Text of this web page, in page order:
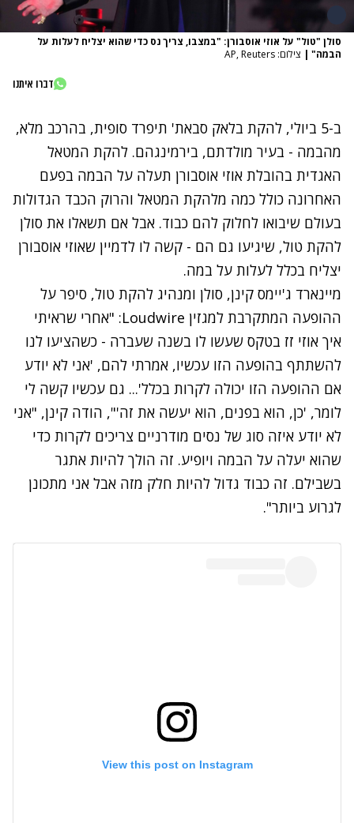
סולן "טול" על אוזי אוסבורן: "במצבו, צריך נס כדי שהוא יצליח לעלות על
הבמה" | צילום: AP, Reuters
דברו איתנו
ב-5 ביולי, להקת בלאק סבאת'
תיפרד סופית, בהרכב מלא,
מהבמה - בעיר מולדתם, בירמינגהם. להקת המטאל
האגדית בהובלת אוזי אוסבורן תעלה על הבמה בפעם
האחרונה כולל כמה מלהקת המטאל והרוק הכבד הגדולות
בעולם שיבואו לחלוק להם כבוד. אבל אם תשאלו את סולן
להקת טול, שיגיעו גם הם - קשה לו לדמיין שאוזי אוסבורן
יצליח בכלל לעלות על במה.
מיינארד ג'יימס קינן, סולן ומנהיג להקת טול, סיפר על
ההופעה המתקרבת למגזין Loudwire: "אחרי שראיתי
איך אוזי זז בטקס שעשו לו בשנה שעברה - כשהציעו לנו
להשתתף בהופעה הזו עכשיו, אמרתי להם, 'אני לא יודע
אם ההופעה הזו יכולה לקרות בכלל'... גם עכשיו קשה לי
לומר, 'כן, הוא בפנים, הוא יעשה את זה'", הודה קינן, "אני
לא יודע איזה סוג של נסים מודרניים צריכים לקרות כדי
שהוא יעלה על הבמה ויופיע. זה הולך להיות אתגר
בשבילם. זה כבוד גדול להיות חלק מזה אבל אני מתכונן
לגרוע ביותר".
View this post on Instagram